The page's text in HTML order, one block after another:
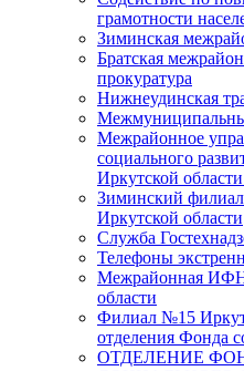
грамотности
Зиминская
Братская
прокуратура
Нижнеудинская
Межрайонное
социального
Иркутской
Зиминский
Иркутской области
Служба
Телефоны
Межрайонная
области
Филиал №15
отделения Фонда
ОТДЕЛЕНИЕ